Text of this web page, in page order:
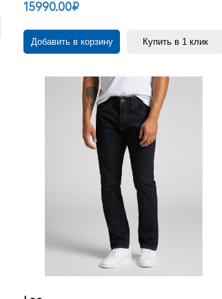
15990.00₽
Добавить в корзину Купить в 1 клик